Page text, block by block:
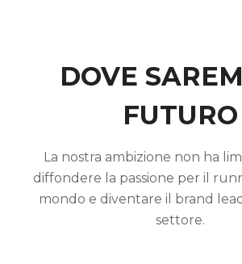
DOVE
FUTURO
La nostra ambizione non ha
diffondere la passione per il
mondo e diventare il brand
settore.